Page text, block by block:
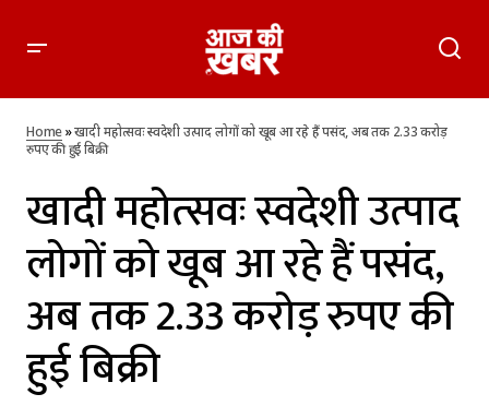
करोड़ रुपए की हुई बिक्री
Home»खादी महोत्‍सवः स्वदेशी उत्पाद लोगों को खूब आ रहे हैं पसंद, अब तक 2.33 करोड़
रुपए की हुई बिक्री
खादी महोत्‍सवः स्वदेशी उत्पाद
लोगों को खूब आ रहे हैं पसंद,
अब तक 2.33 करोड़ रुपए की
हुई बिक्री